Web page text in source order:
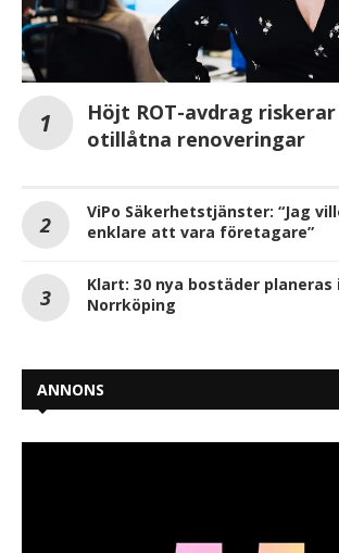
Höjt ROT-avdrag
otillåtna renoveringar
ViPo Säkerhetstjänster: “Jag
enklare att vara företagare”
Klart: 30 nya bostäder planeras
Norrköping
ANNONS